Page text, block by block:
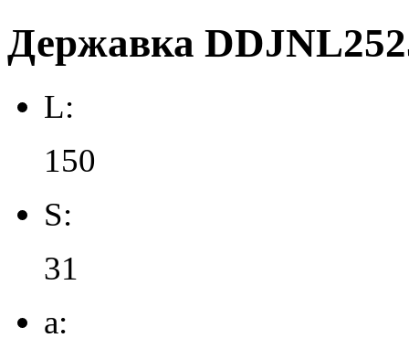
Державка
L:
150
S:
31
a: